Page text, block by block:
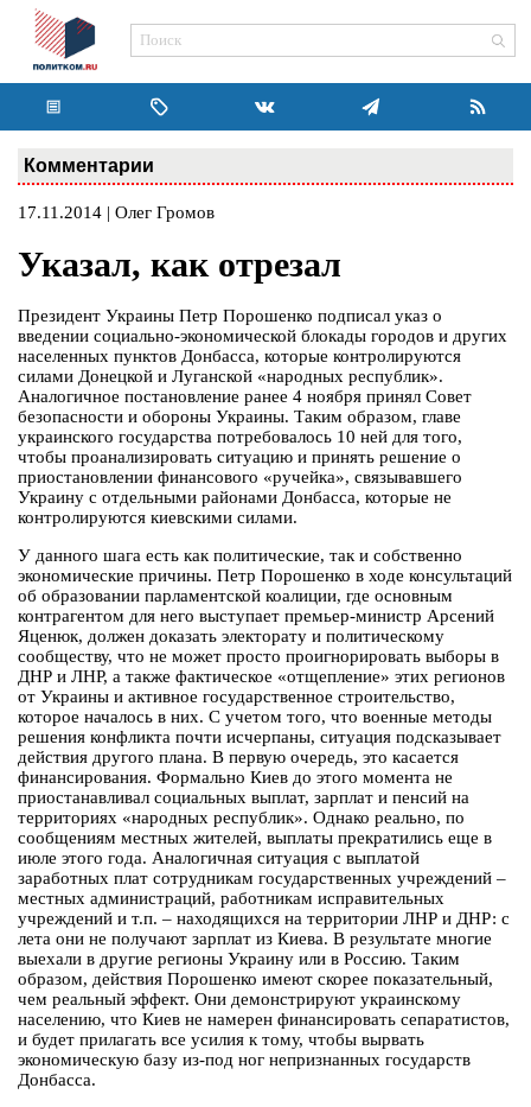
Комментарии
17.11.2014 | Олег Громов
Указал, как отрезал
Президент Украины Петр Порошенко подписал указ о
введении социально-экономической блокады городов и других
населенных пунктов Донбасса, которые контролируются
силами Донецкой и Луганской «народных республик».
Аналогичное постановление ранее 4 ноября принял Совет
безопасности и обороны Украины. Таким образом, главе
украинского государства потребовалось 10 ней для того,
чтобы проанализировать ситуацию и принять решение о
приостановлении финансового «ручейка», связывавшего
Украину с отдельными районами Донбасса, которые не
контролируются киевскими силами.
У данного шага есть как политические, так и собственно
экономические причины. Петр Порошенко в ходе консультаций
об образовании парламентской коалиции, где основным
контрагентом для него выступает премьер-министр Арсений
Яценюк, должен доказать электорату и политическому
сообществу, что не может просто проигнорировать выборы в
ДНР и ЛНР, а также фактическое «отщепление» этих регионов
от Украины и активное государственное строительство,
которое началось в них. С учетом того, что военные методы
решения конфликта почти исчерпаны, ситуация подсказывает
действия другого плана. В первую очередь, это касается
финансирования. Формально Киев до этого момента не
приостанавливал социальных выплат, зарплат и пенсий на
территориях «народных республик». Однако реально, по
сообщениям местных жителей, выплаты прекратились еще в
июле этого года. Аналогичная ситуация с выплатой
заработных плат сотрудникам государственных учреждений –
местных администраций, работникам исправительных
учреждений и т.п. – находящихся на территории ЛНР и ДНР: с
лета они не получают зарплат из Киева. В результате многие
выехали в другие регионы Украину или в Россию. Таким
образом, действия Порошенко имеют скорее показательный,
чем реальный эффект. Они демонстрируют украинскому
населению, что Киев не намерен финансировать сепаратистов,
и будет прилагать все усилия к тому, чтобы вырвать
экономическую базу из-под ног непризнанных государств
Донбасса.